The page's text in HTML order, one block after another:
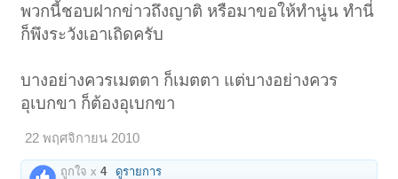
พวกนี้ชอบฝากข่าวถึงญาติ หรือมาขอให้ทำนู่น ทำนี่
ก็พึงระวังเอาเถิดครับ
บางอย่างควรเมตตา ก็เมตตา แต่บางอย่างควร
อุเบกขา ก็ต้องอุเบกขา
22 พฤศจิกายน 2010
ถูกใจ x4 ดูรายการ